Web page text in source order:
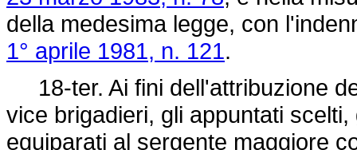
della medesima legge, con
1° aprile 1981, n. 121.
18-ter. Ai fini dell'attribuzione
vice brigadieri, gli appuntati
equiparati al sergente maggiore